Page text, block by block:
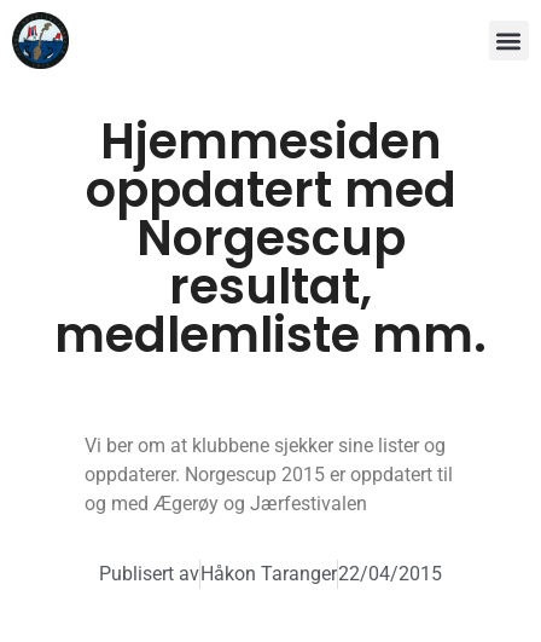
Hjemmesiden
oppdatert med
Norgescup
resultat,
medlemliste mm.
Vi ber om at klubbene sjekker sine lister og
oppdaterer. Norgescup 2015 er oppdatert til
og med Ægerøy og Jærfestivalen
Publisert avHåkon Taranger22/04/2015